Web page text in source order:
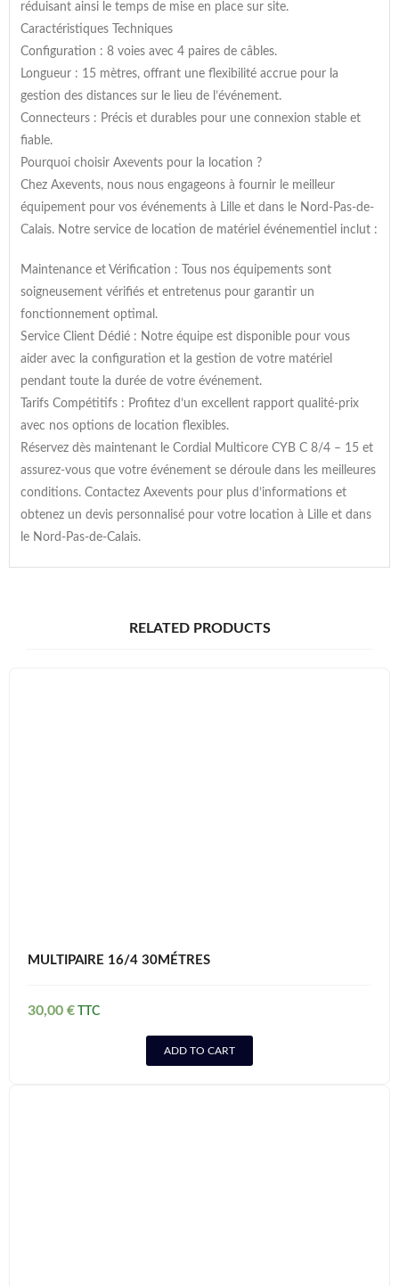
réduisant ainsi le temps de mise en place sur site.
Caractéristiques Techniques
Configuration : 8 voies avec 4 paires de câbles.
Longueur : 15 mètres, offrant une flexibilité accrue pour la
gestion des distances sur le lieu de l’événement.
Connecteurs : Précis et durables pour une connexion stable et
fiable.
Pourquoi choisir Axevents pour la location ?
Chez Axevents, nous nous engageons à fournir le meilleur
équipement pour vos événements à Lille et dans le Nord-Pas-de-
Calais. Notre service de location de matériel événementiel inclut :
Maintenance et Vérification : Tous nos équipements sont
soigneusement vérifiés et entretenus pour garantir un
fonctionnement optimal.
Service Client Dédié : Notre équipe est disponible pour vous
aider avec la configuration et la gestion de votre matériel
pendant toute la durée de votre événement.
Tarifs Compétitifs : Profitez d’un excellent rapport qualité-prix
avec nos options de location flexibles.
Réservez dès maintenant le Cordial Multicore CYB C 8/4 – 15 et
assurez-vous que votre événement se déroule dans les meilleures
conditions. Contactez Axevents pour plus d’informations et
obtenez un devis personnalisé pour votre location à Lille et dans
le Nord-Pas-de-Calais.
RELATED PRODUCTS
MULTIPAIRE 16/4 30MÉTRES
30,00 €
ADD TO CART